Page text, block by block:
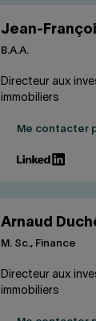
Jean-
B.A.A.
Directeur aux
immobiliers
Me contacter
Arnaud
M. Sc., Finance
Directeur aux
immobiliers